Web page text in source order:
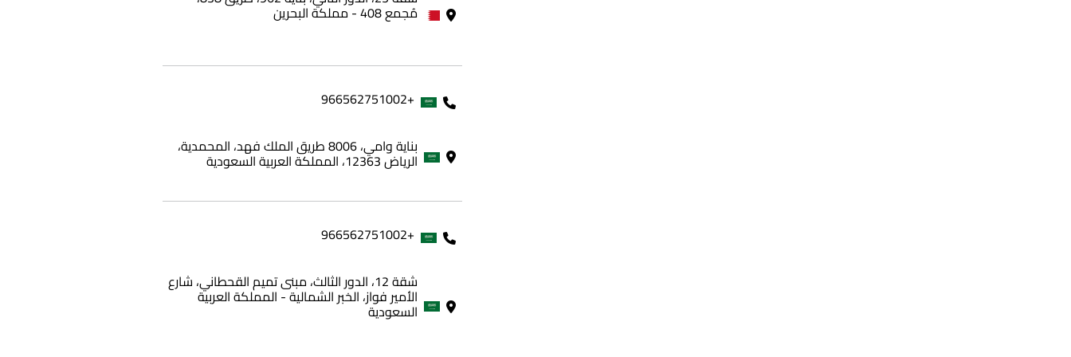
مُجمع 408 - مملكة البحرين
+966562751002
بناية وامي، 8006 طريق الملك فهد، المحمدية،
الرياض 12363، المملكة العربية السعودية
+966562751002
شقة 12، الدور الثالث، مبنى تميم القحطاني، شارع
الأمير فواز، الخبر الشمالية - المملكة العربية
السعودية